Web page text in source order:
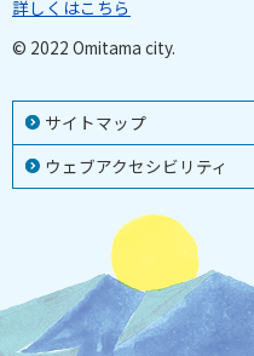
サイトマップ
ウェブアクセシビリティ
詳しくはこちら
© 2022 Omitama city.